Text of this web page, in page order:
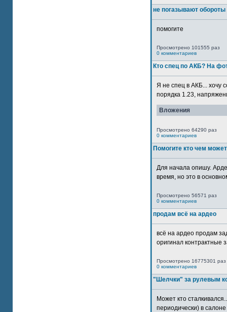
не погазывают обороты
помогите
Просмотрено 101555 раз
0 комментариев
Кто спец по АКБ? На
Я не спец в АКБ... хочу
порядка 1.23,
Вложения
Просмотрено 64290 раз
0 комментариев
Помогите кто чем может
Для начала опишу.
время, но это в
Просмотрено 56571 раз
0 комментариев
продам всё на ардео
всё на ардео продам
оригинал контрактные
Просмотрено 16775301 раз
0 комментариев
"Шелчки" за рулевым
Может кто
периодически) в